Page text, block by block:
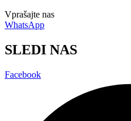
Vprašajte nas
WhatsApp
SLEDI NAS
Facebook